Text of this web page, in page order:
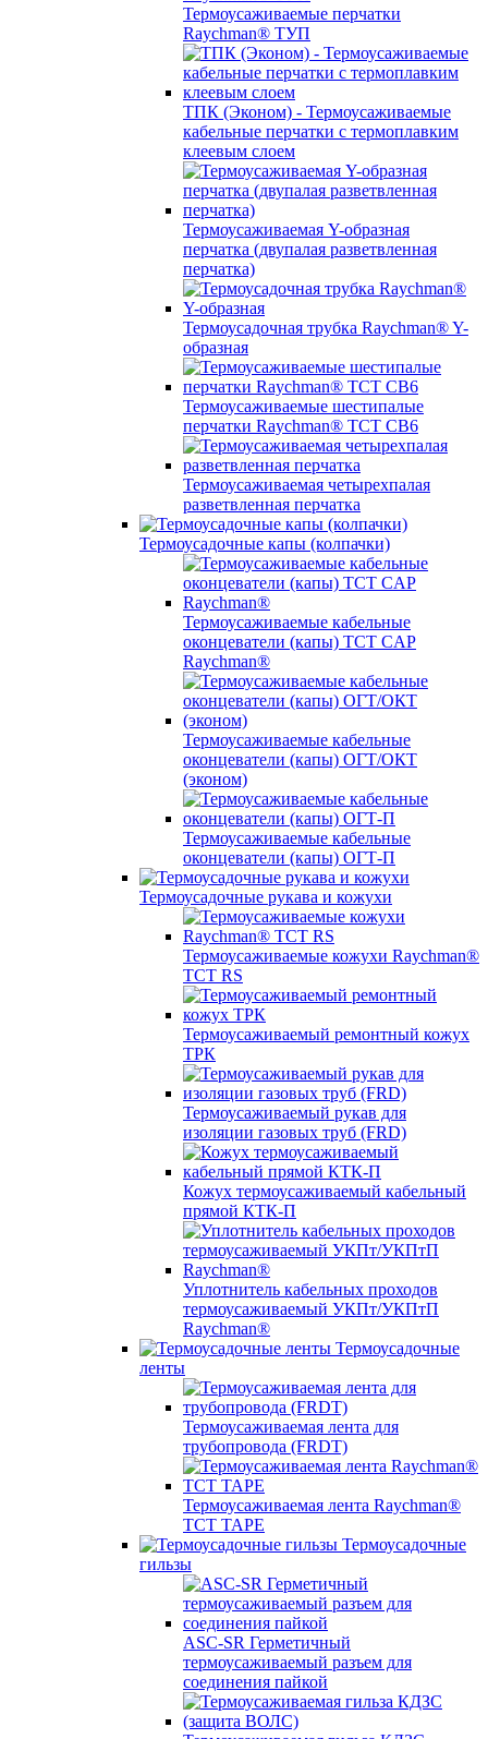
Термоусаживаемые перчатки
Raychman® ТУП
ТПК (Эконом) - Термоусаживаемые
кабельные перчатки с термоплавким
клеевым слоем
Термоусаживаемая Y-образная
перчатка (двупалая разветвленная
перчатка)
Термоусадочная трубка Raychman® Y-
образная
Термоусаживаемые шестипалые
перчатки Raychman® ТСТ СВ6
Термоусаживаемая четырехпалая
разветвленная перчатка
Термоусадочные капы (колпачки)
Термоусаживаемые кабельные
оконцеватели (капы) ТCT CAP
Raychman®
Термоусаживаемые кабельные
оконцеватели (капы) ОГТ/ОКТ
(эконом)
Термоусаживаемые кабельные
оконцеватели (капы) ОГТ-П
Термоусадочные рукава и кожухи
Термоусаживаемые кожухи Raychman®
TCT RS
Термоусаживаемый ремонтный кожух
ТРК
Термоусаживаемый рукав для
изоляции газовых труб (FRD)
Кожух термоусаживаемый кабельный
прямой КТК-П
Уплотнитель кабельных проходов
термоусаживаемый УКПт/УКПтП
Raychman®
Термоусадочные
ленты
Термоусаживаемая лента для
трубопровода (FRDT)
Термоусаживаемая лента Raychman®
TCT TAPE
Термоусадочные
гильзы
ASC‐SR Герметичный
термоусаживаемый разъем для
соединения пайкой